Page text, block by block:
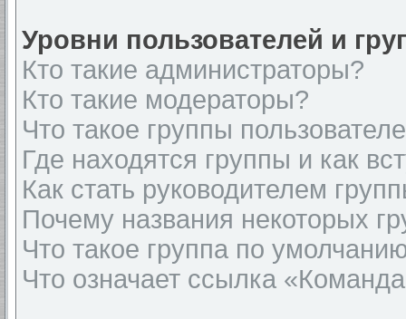
Уровни пользователей и
Кто такие администраторы?
Кто такие модераторы?
Что такое группы
Где находятся группы и как
Как стать руководителем
Почему названия некоторых
Что такое группа по
Что означает ссылка